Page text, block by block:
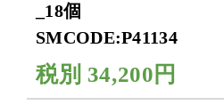
_18個
SMCODE:P41134
税別 34,200円